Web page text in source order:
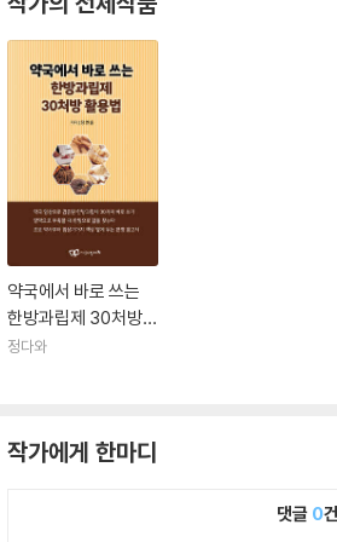
약국에서 바로 쓰는
한방과립제 30처방
활용법
정다와
작가에게 한마디
댓글 0